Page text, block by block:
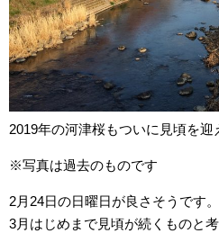
2019年の河津桜もついに見頃を迎
※写真は過去のものです
2月24日の日曜日が良さそうです。
3月はじめまで見頃が続くものと考